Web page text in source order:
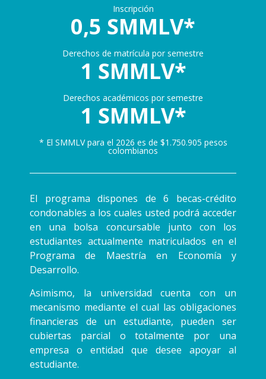
Inscripción
0,5 SMMLV*
Derechos de matrícula por semestre
1 SMMLV*
Derechos académicos por semestre
1 SMMLV*
* El SMMLV para el 2026 es de $1.750.905 pesos
colombianos
El programa dispones de 6 becas-crédito
condonables a los cuales usted podrá acceder
en una bolsa concursable junto con los
estudiantes actualmente matriculados en el
Programa de Maestría en Economía y
Desarrollo.
Asimismo, la universidad cuenta con un
mecanismo mediante el cual las obligaciones
financieras de un estudiante, pueden ser
cubiertas parcial o totalmente por una
empresa o entidad que desee apoyar al
estudiante.